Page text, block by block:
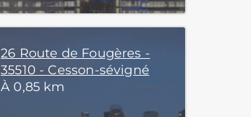
26 Route de Fougères -
35510 - Cesson-sévigné
À 0,85 km